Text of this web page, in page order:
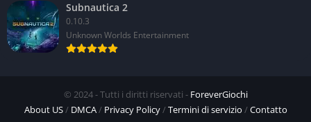
Subnautica 2
0.10.3
Unknown Worlds Entertainment
© 2024 - Tutti i diritti riservati - ForeverGiochi
About US/ DMCA/ Privacy Policy/Termini di servizio /Contatto